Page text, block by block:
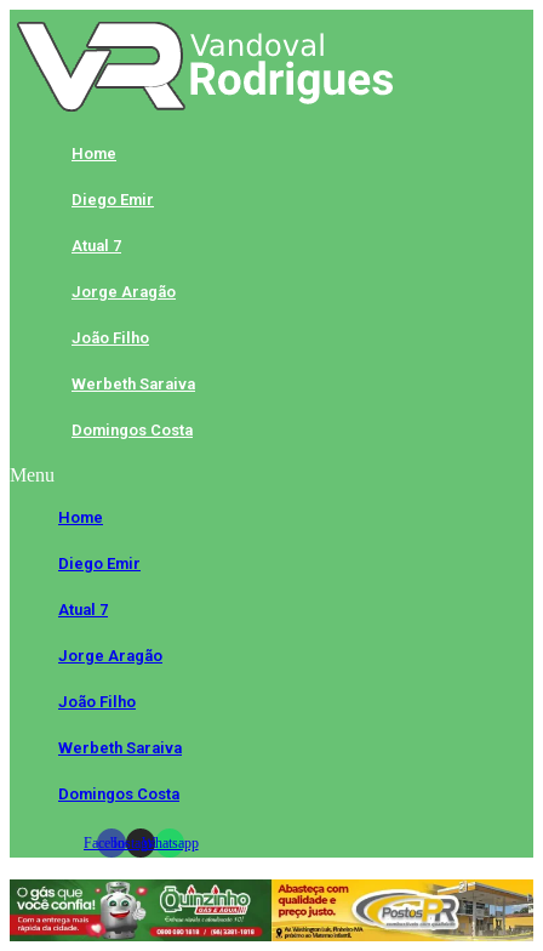
Skip
to
content
Home
Diego Emir
Atual 7
Jorge Aragão
João Filho
Werbeth Saraiva
Domingos Costa
Menu
Home
Diego Emir
Atual 7
Jorge Aragão
João Filho
Werbeth Saraiva
Domingos Costa
FacebookInstagramWhatsapp